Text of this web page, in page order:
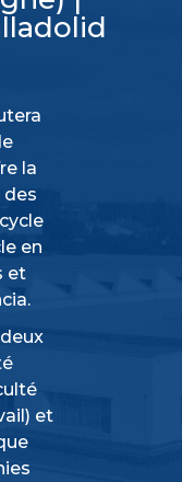
la
en
et
et